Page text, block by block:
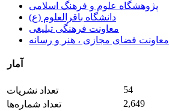
پژوهشگاه علوم و فرهنگ اسلامی
دانشگاه باقرالعلوم (ع)
معاونت فرهنگی تبلیغی
معاونت فضای مجازی ، هنر و رسانه
آمار
تعداد نشریات
54
تعداد شماره‌ها
2,649